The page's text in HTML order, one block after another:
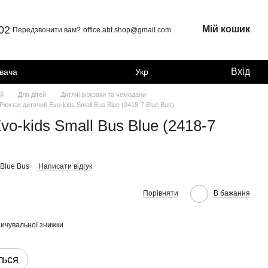
Передзвонити вам? office.abt.shop@gmail.com Мій кошик
Укр Вхід
Для дітей
Дитячі рюкзаки та чемодани
Рюкзак дитячий Evo-kids Small Bus Blue (2418-7 Blue Bus)
kids Small Bus Blue (2418-7
Bus Написати відгук
Порівняти В бажання
знижки